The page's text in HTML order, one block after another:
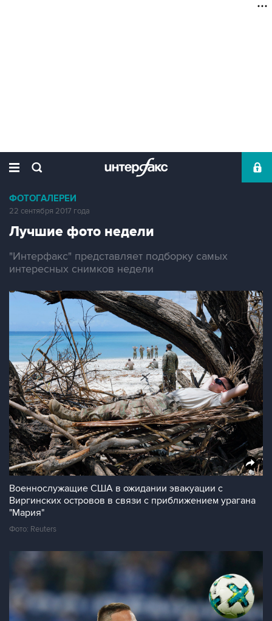
ФОТОГАЛЕРЕИ
22 сентября 2017 года
Лучшие фото недели
"Интерфакс" представляет подборку самых
интересных снимков недели
Военнослужащие США в ожидании эвакуации с
Виргинских островов в связи с приближением урагана
"Мария"
Фото: Reuters